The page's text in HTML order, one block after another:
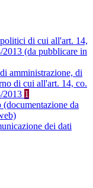
di cui all'art. 14,
(da pubblicare in
amministrazione, di
di cui all'art. 14, co.
2013 1
da
dei dati